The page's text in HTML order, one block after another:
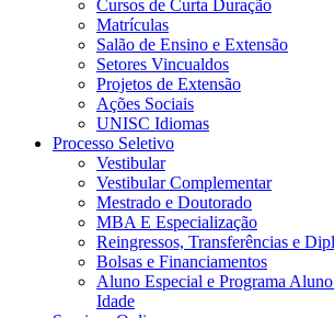
Cursos de Curta Duração
Matrículas
Salão de Ensino e Extensão
Setores Vincualdos
Projetos de Extensão
Ações Sociais
UNISC Idiomas
Processo Seletivo
Vestibular
Vestibular Complementar
Mestrado e Doutorado
MBA E Especialização
Reingressos, Transferências e
Bolsas e Financiamentos
Aluno Especial e Programa
Idade